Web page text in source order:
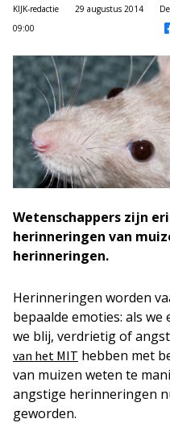
KIJK-redactie
29 augustus 2014
09:00
Wetenschappers zijn
herinneringen van
herinneringen.
Herinneringen worden
bepaalde emoties: als
we blij, verdrietig of
van het MIT hebben met
van muizen weten te
angstige herinneringen
geworden.